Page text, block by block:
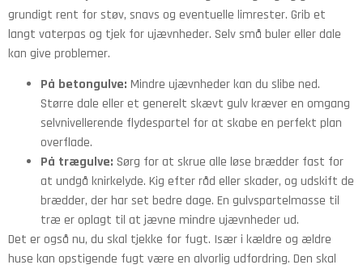
grundigt rent for støv, snavs og eventuelle limrester. Grib et
langt vaterpas og tjek for ujævnheder. Selv små buler eller dale
kan give problemer.
På betongulve: Mindre ujævnheder kan du slibe ned.
Større dale eller et generelt skævt gulv kræver en omgang
selvnivellerende flydespartel for at skabe en perfekt plan
overflade.
På trægulve: Sørg for at skrue alle løse brædder fast for
at undgå knirkelyde. Kig efter råd eller skader, og udskift de
brædder, der har set bedre dage. En gulvspartelmasse til
træ er oplagt til at jævne mindre ujævnheder ud.
Det er også nu, du skal tjekke for fugt. Især i kældre og ældre
huse kan opstigende fugt være en alvorlig udfordring. Den skal